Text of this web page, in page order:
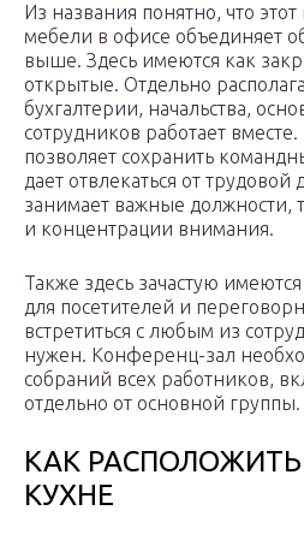
Из названия понятно, что
мебели в офисе объединяет
выше. Здесь имеются как
открытые. Отдельно
бухгалтерии, начальства,
сотрудников работает
позволяет сохранить
дает отвлекаться от трудовой
занимает важные
и концентрации внимания.
Также здесь зачастую
для посетителей и
встретиться с любым из
нужен. Конференц-зал
собраний всех работников,
отдельно от основной группы.
КАК
КУХНЕ